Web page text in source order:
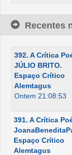
Recentes
392. A Crítica
JÚLIO BRITO.
Espaço Crítico
Alemtagus
Ontem 21:08:53
391. A Crítica
Espaço Crítico
Alemtagus